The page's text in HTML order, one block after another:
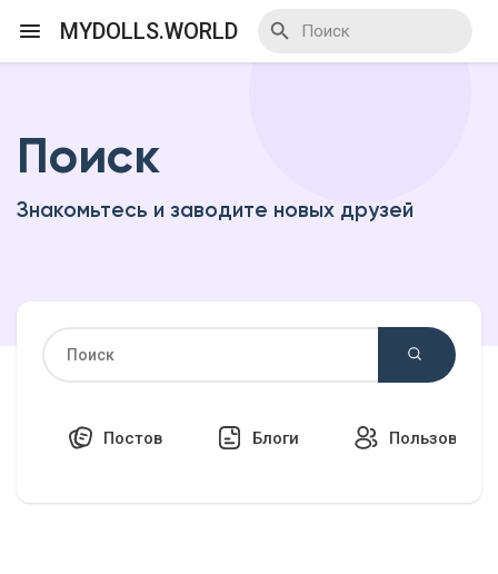
MYDOLLS.WORLD
Я организатор
Смотреть Базар
Поиск
Знакомьтесь и заводите новых друзей
Постов Блоги